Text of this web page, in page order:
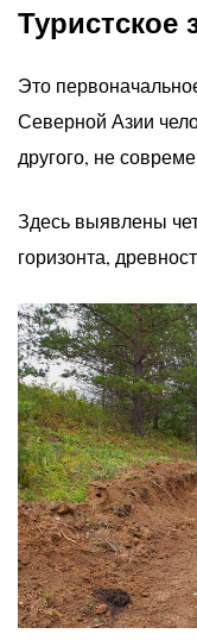
Туристское
Это
Северной Азии
другого, не
Здесь выявлены
горизонта,